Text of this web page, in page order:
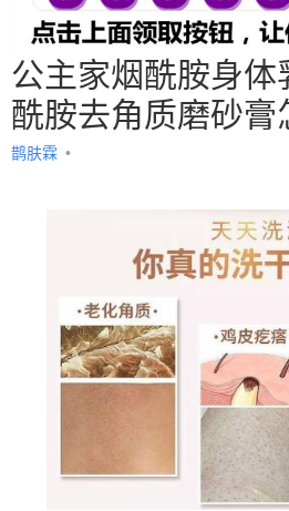
公主家烟酰胺身体
酰胺去角质磨砂膏
鹊肤霖 •